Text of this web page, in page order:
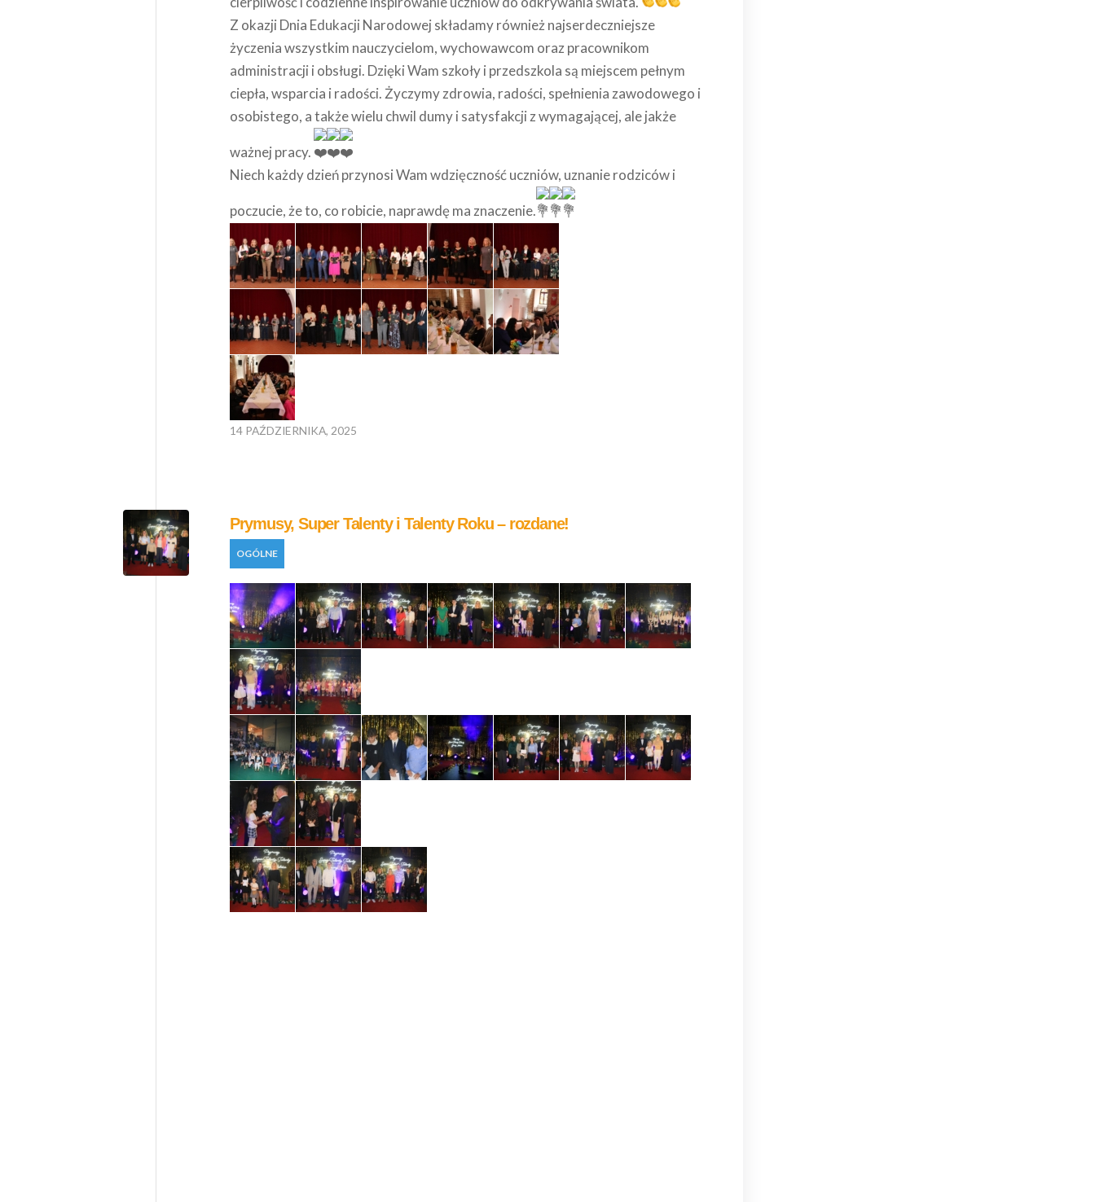
Z okazji Dnia Edukacji Narodowej składamy również najserdeczniejsze
życzenia wszystkim nauczycielom, wychowawcom oraz pracownikom
administracji i obsługi. Dzięki Wam szkoły i przedszkola są miejscem pełnym
ciepła, wsparcia i radości. Życzymy zdrowia, radości, spełnienia zawodowego i
osobistego, a także wielu chwil dumy i satysfakcji z wymagającej, ale jakże
ważnej pracy.
Niech każdy dzień przynosi Wam wdzięczność uczniów, uznanie rodziców i
poczucie, że to, co robicie, naprawdę ma znaczenie.
14 PAŹDZIERNIKA, 2025
Prymusy, Super Talenty i Talenty Roku – rozdane!
OGÓLNE